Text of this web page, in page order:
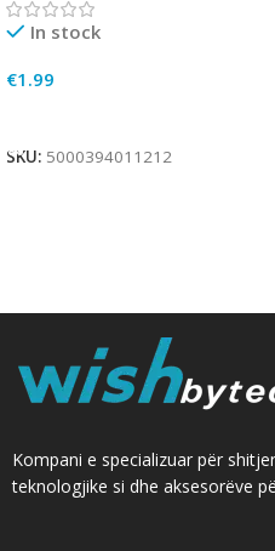
In stock
€1.99
SKU: 5000394011212
Kompani e specializuar për
teknologjike si dhe aksesorëve